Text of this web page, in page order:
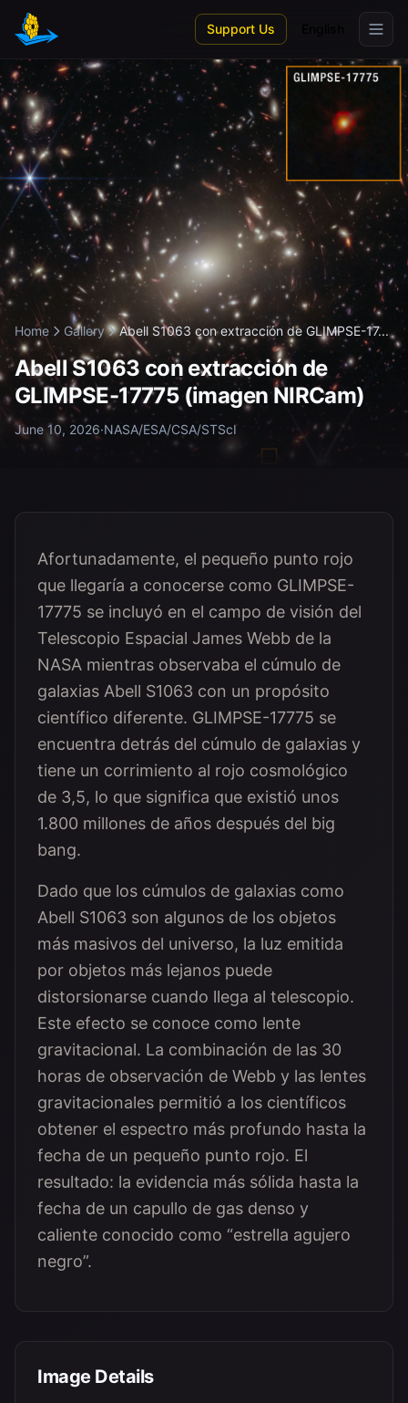
Skip to main content
Support Us
Home Gallery Abell S1063 con extracción de GLIMPSE-17...
Abell S1063 con extracción de
GLIMPSE-17775 (imagen NIRCam)
June 10, 2026·NASA/ESA/CSA/STScI
Afortunadamente, el pequeño punto rojo
que llegaría a conocerse como GLIMPSE-
17775 se incluyó en el campo de visión del
Telescopio Espacial James Webb de la
NASA mientras observaba el cúmulo de
galaxias Abell S1063 con un propósito
científico diferente. GLIMPSE-17775 se
encuentra detrás del cúmulo de galaxias y
tiene un corrimiento al rojo cosmológico
de 3,5, lo que significa que existió unos
1.800 millones de años después del big
bang.
Dado que los cúmulos de galaxias como
Abell S1063 son algunos de los objetos
más masivos del universo, la luz emitida
por objetos más lejanos puede
distorsionarse cuando llega al telescopio.
Este efecto se conoce como lente
gravitacional. La combinación de las 30
horas de observación de Webb y las lentes
gravitacionales permitió a los científicos
obtener el espectro más profundo hasta la
fecha de un pequeño punto rojo. El
resultado: la evidencia más sólida hasta la
fecha de un capullo de gas denso y
caliente conocido como “estrella agujero
negro”.
Image Details